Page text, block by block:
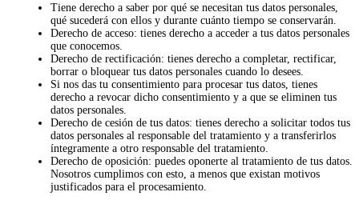
Tiene derecho a saber por qué se necesitan tus datos personales,
qué sucederá con ellos y durante cuánto tiempo se conservarán.
Derecho de acceso: tienes derecho a acceder a tus datos personales
que conocemos.
Derecho de rectificación: tienes derecho a completar, rectificar,
borrar o bloquear tus datos personales cuando lo desees.
Si nos das tu consentimiento para procesar tus datos, tienes
derecho a revocar dicho consentimiento y a que se eliminen tus
datos personales.
Derecho de cesión de tus datos: tienes derecho a solicitar todos tus
datos personales al responsable del tratamiento y a transferirlos
íntegramente a otro responsable del tratamiento.
Derecho de oposición: puedes oponerte al tratamiento de tus datos.
Nosotros cumplimos con esto, a menos que existan motivos
justificados para el procesamiento.